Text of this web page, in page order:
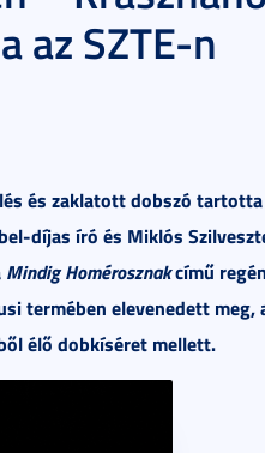
az SZTE-n
és zaklatott dobszó
díjas író és Miklós
Mindig Homérosznakcímű
termében elevenedett meg,
élő dobkíséret mellett.